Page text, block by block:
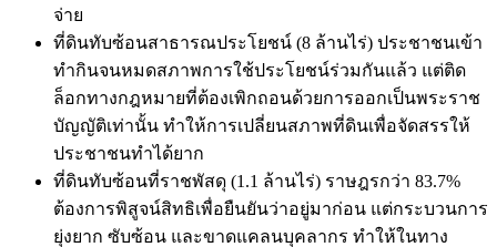
จ่าย
ที่ดินทับซ้อนสาธารณประโยชน์ (8 ล้านไร่) ประชาชนเข้า
ทำกินจนหมดสภาพการใช้ประโยชน์ร่วมกันแล้ว แต่ติด
ล็อกทางกฎหมายที่ต้องเพิกถอนด้วยการออกเป็นพระราช
บัญญัติเท่านั้น ทำให้การเปลี่ยนสภาพที่ดินเพื่อจัดสรรให้
ประชาชนทำได้ยาก
ที่ดินทับซ้อนที่ราชพัสดุ (1.1 ล้านไร่) ราษฎรกว่า 83.7%
ต้องการพิสูจน์สิทธิเพื่อยืนยันว่าอยู่มาก่อน แต่กระบวนการ
ยุ่งยาก ซับซ้อน และขาดแคลนบุคลากร ทำให้ในทาง